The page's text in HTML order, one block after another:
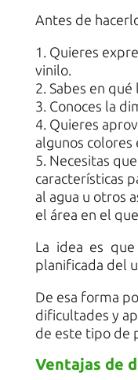
Antes de
1. Quieres
vinilo.
2. Sabes en
3. Conoces la
4. Quieres
algunos colores
5. Necesitas
características
al agua u otros
el área en el
La idea es
planificada del
De esa forma
dificultades y
de este tipo de
Ventajas de